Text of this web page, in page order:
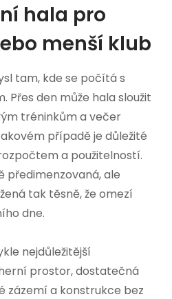
hala pro
menší klub
tam, kde se počítá s
Přes den může hala sloužit
tréninkům a večer
případě je důležité
a použitelností.
předimenzovaná, ale
tak těsně, že omezí
dne.
nejdůležitější
prostor, dostatečná
zázemí a konstrukce bez